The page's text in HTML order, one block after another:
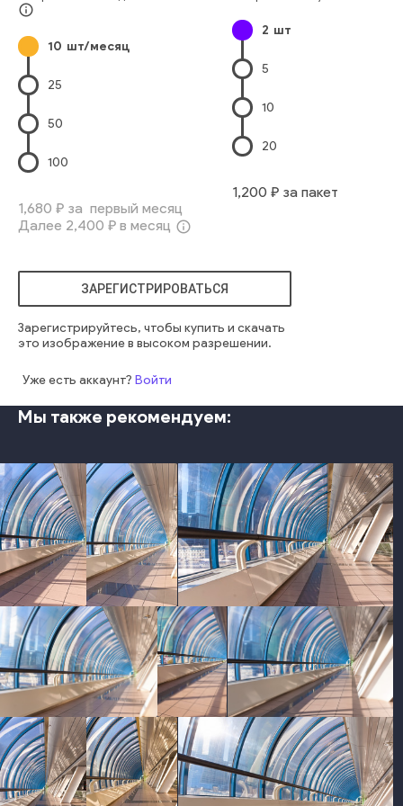
построенный
info_outline
10 шт/месяц
25
50
100
1,680 ₽ за первый месяц
Далее 2,400 ₽ в месяц info_outline
2 шт
5
10
20
1,200 ₽ за пакет
ЗАРЕГИСТРИРОВАТЬСЯ
Зарегистрируйтесь, чтобы купить и скачать
это изображение в высоком разрешении.
Уже есть аккаунт? Войти
Мы также рекомендуем:
photo photo photo
photo photo photo